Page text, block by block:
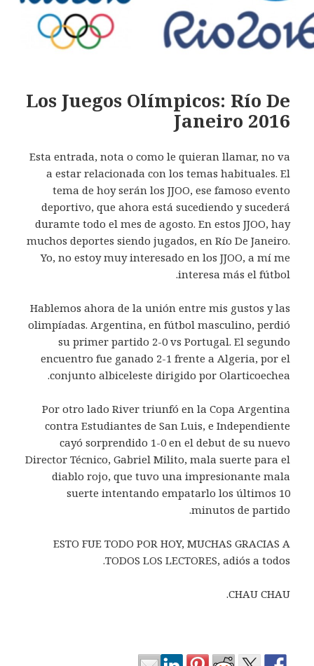
Los Juegos Olímpicos: Río De
Janeiro 2016
Esta entrada, nota o como le quieran llamar, no va
a estar relacionada con los temas habituales. El
tema de hoy serán los JJOO, ese famoso evento
deportivo, que ahora está sucediendo y sucederá
duramte todo el mes de agosto. En estos JJOO, hay
muchos deportes siendo jugados, en Río De Janeiro.
Yo, no estoy muy interesado en los JJOO, a mí me
interesa más el fútbol.
Hablemos ahora de la unión entre mis gustos y las
olimpíadas. Argentina, en fútbol masculino, perdió
su primer partido 2-0 vs Portugal. El segundo
encuentro fue ganado 2-1 frente a Algeria, por el
conjunto albiceleste dirigido por Olarticoechea.
Por otro lado River triunfó en la Copa Argentina
contra Estudiantes de San Luis, e Independiente
cayó sorprendido 1-0 en el debut de su nuevo
Director Técnico, Gabriel Milito, mala suerte para el
diablo rojo, que tuvo una impresionante mala
suerte intentando empatarlo los últimos 10
minutos de partido.
ESTO FUE TODO POR HOY, MUCHAS GRACIAS A
TODOS LOS LECTORES, adiós a todos.
CHAU CHAU.